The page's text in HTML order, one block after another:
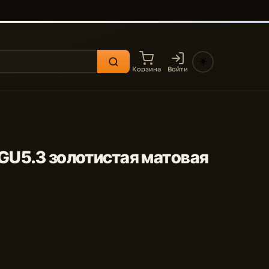
Корзина Войти
золотистая матовая